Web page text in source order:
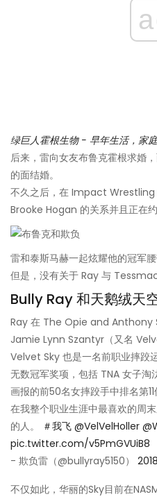
绿巨人霍根生物 - 早年生活，家
后来，雷向女友布鲁克霍根求婚
的面结婚。
不久之后，在 Impact Wrestling
Brooke Hogan 的关系并且正在
雷和泰斯马赫一起炫耀他的冠军腰
但是，没有关于 Ray 与
Bully Ray 和天鹅绒天
Ray 在 The Opie and Anthony
Jamie Lynn Szantyr（又名
Velvet Sky 也是一名前职业摔跤
无数冠军奖项，包括 TNA 女子
画报的前50名女摔跤手中排名第11
在我整个职业生涯中最喜欢的周
的人。
＃我飞 @VelVelHoller
pic.twitter.com/v5PmGVUiB8
- 欺负雷（@bullyray5150）
不仅如此，华丽的Sky目前在